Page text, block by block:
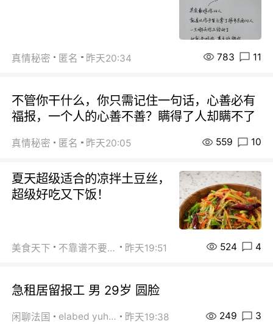
真情秘密 匿名 昨天20:34 783 11
不管你干什么，你只需记住一句话，心善必有
福报，一个人的心善不善？瞒得了人却瞒不了
真情秘密 匿名 昨天20:05 559 10
夏天超级适合的凉拌土豆丝，
超级好吃又下饭！
美食天下 不靠谱不要联系 昨天19:51 524 4
急租居留报工 男 29岁 圆脸
闲聊法国 elabed yuhua 昨天19:38 249 3